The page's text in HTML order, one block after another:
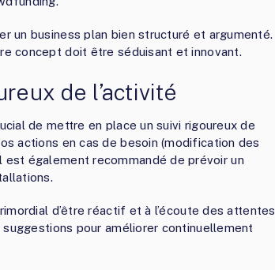
un business plan bien structuré et argumenté.
concept doit être séduisant et innovant.
de l’activité
de mettre en place un suivi rigoureux de
actions en cas de besoin (modification des
également recommandé de prévoir un
d’être réactif et à l’écoute des attentes
pour améliorer continuellement